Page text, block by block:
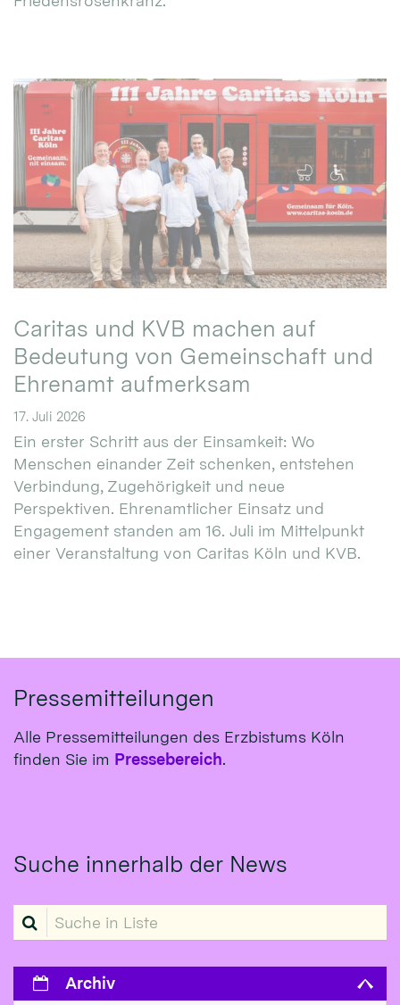
Caritas und KVB machen auf
Bedeutung von Gemeinschaft und
Ehrenamt aufmerksam
17. Juli 2026
Ein erster Schritt aus der Einsamkeit: Wo
Menschen einander Zeit schenken, entstehen
Verbindung, Zugehörigkeit und neue
Perspektiven. Ehrenamtlicher Einsatz und
Engagement standen am 16. Juli im Mittelpunkt
einer Veranstaltung von Caritas Köln und KVB.
Pressemitteilungen
Alle Pressemitteilungen des Erzbistums Köln
finden Sie im Pressebereich.
Suche innerhalb der News
Suche in Liste
Archiv